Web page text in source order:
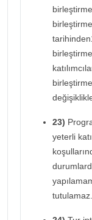
23)
yeterli
tutulamaz.